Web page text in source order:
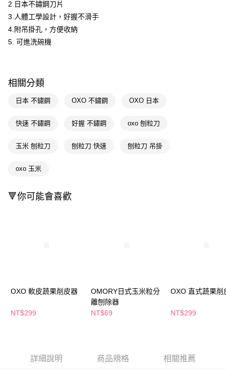
悠遊付
Google Pay
AFTEE先享後付是「在收到商品之後才付款」的支付方式。 讓您購物簡單
１．簡單：不需註冊會員、不需綁卡、不需儲值。
１．於結帳方式選擇「AFTEE先享後付」後，將跳轉至「AFTEE先享後付」
３．收到繳費通知簡訊後14天內，點擊此簡訊中的連結，可透過四大超商／
※ 請注意：結帳手續完成當下不需立刻繳費，但若您需要取消訂單，請聯絡
購買商品的店家。未經商家同意取消之訂單仍視為有效，需透過AFTEE先享
２．關於個人資料處理事宜，請瀏覽以下網址：
https://aftee.tw/terms/#terms3
３．未成年的使用者請事先徵得法定代理人或監護人之同意方可使用
「AFTEE先享後付」，若未經同意申辦者引起之損失，本公司不負相關責
請求用戶進行身份認證。
５．嚴禁一人註冊多個帳號或使用他人資訊註冊。若發現惡意使用之情形，
即享券
運送方式
全家取貨付款
每筆NT$65，滿NT$390(含以上)免運費
每筆NT$65，滿NT$490(含以上)免運費
每筆NT$65，滿NT$490(含以上)免運費
宅配(本島)
每筆NT$80，滿NT$290(含以上)免運費
2.日本不鏽鋼刀片
3.人體工學設計，好握不滑手
4.附吊掛孔，方便收納
5. 可進洗碗機
相關分類
日本 不鏽鋼 OXO 不鏽鋼 OXO 日本
快速 不鏽鋼 好握 不鏽鋼 oxo 刨粒刀
玉米 刨粒刀 刨粒刀 快速 刨粒刀 吊掛
oxo 玉米
🔻你可能會喜歡
OXO 軟皮蔬果削皮器
NT$299
OMORY日式玉米粒分
離刨除器
NT$69
OXO 直式蔬果削
NT$299
詳細說明 商品規格 相關推薦